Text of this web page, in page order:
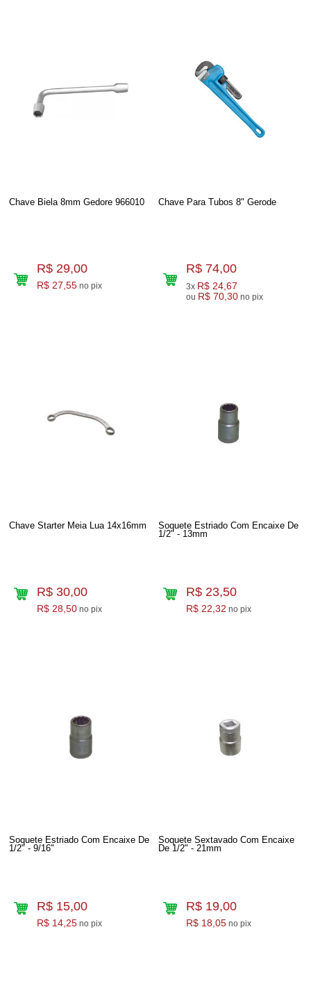
Chave Biela 8mm Gedore 966010
R$ 29,00
R$ 27,55 no pix
Chave Para Tubos 8" Gerode
R$ 74,00
3x R$ 24,67
ou R$ 70,30 no pix
Chave Starter Meia Lua 14x16mm
R$ 30,00
R$ 28,50 no pix
Soquete Estriado Com Encaixe De
1/2" - 13mm
R$ 23,50
R$ 22,32 no pix
Soquete Estriado Com Encaixe De
1/2" - 9/16"
R$ 15,00
R$ 14,25 no pix
Soquete Sextavado Com Encaixe
De 1/2" - 21mm
R$ 19,00
R$ 18,05 no pix